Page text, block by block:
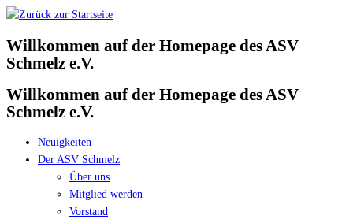
Zum
springen
Willkommen auf der Homepage des ASV
Schmelz e.V.
Willkommen auf der Homepage des ASV
Schmelz e.V.
Neuigkeiten
Der ASV Schmelz
Über uns
Mitglied werden
Vorstand